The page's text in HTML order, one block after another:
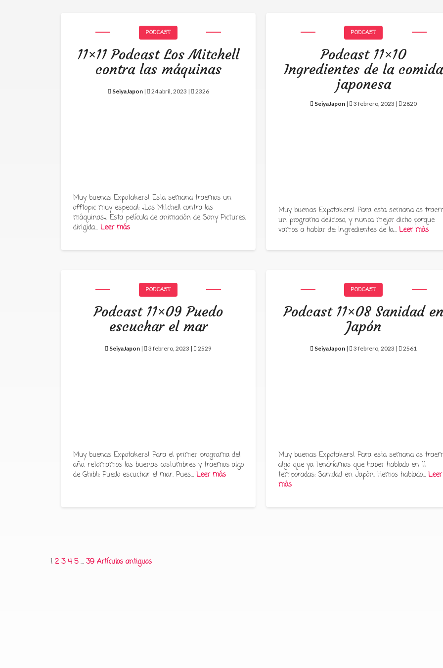
PODCAST
11×11 Podcast Los Mitchell
contra las máquinas
SeiyaJapon| 24 abril, 2023 | 2326
Muy buenas Expotakers! Esta semana traemos un
offtopic muy especial: «Los Mitchell contra las
máquinas«. Esta película de animación de Sony Pictures,
dirigida…Leer más
PODCAST
Podcast 11×10
Ingredientes de la comida
japonesa
SeiyaJapon | 3 febrero, 2023 | 2820
Muy buenas Expotakers! Para esta semana os
un programa delicioso, y nunca mejor dicho porque
vamos a hablar de: Ingredientes de la…Leer más
PODCAST
Podcast 11×09 Puedo
escuchar el mar
SeiyaJapon | 3 febrero, 2023 | 2529
Muy buenas Expotakers! Para el primer programa del
año, retomamos las buenas costumbres y traemos algo
de Ghibli: Puedo escuchar el mar. Pues…Leer más
PODCAST
Podcast 11×08 Sanidad en
Japón
SeiyaJapon | 3 febrero, 2023 | 2561
Muy buenas Expotakers! Para esta semana os
algo que ya tendríamos que haber hablado en 11
temporadas: Sanidad en Japón. Hemos hablado…Leer
más
Paginación
1 2 3 4 5 … 39 Artículos antiguos